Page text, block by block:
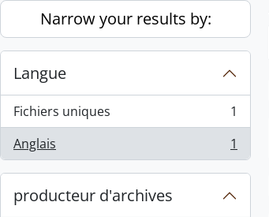
Skip to main content
Narrow your results by:
Langue
Fichiers uniques
, 1 résultats
1
Anglais
, 1 résultats 1
producteur d'archives